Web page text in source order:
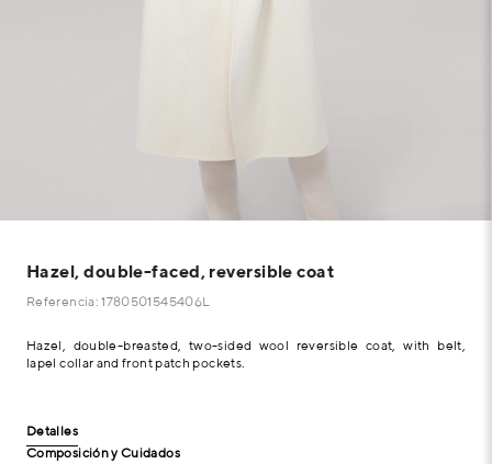
Hazel, double-faced, reversible coat
Referencia: 1780501545406L
Hazel, double-breasted, two-sided wool reversible coat, with belt,
lapel collar and front patch pockets.
Detalles
Composición y Cuidados